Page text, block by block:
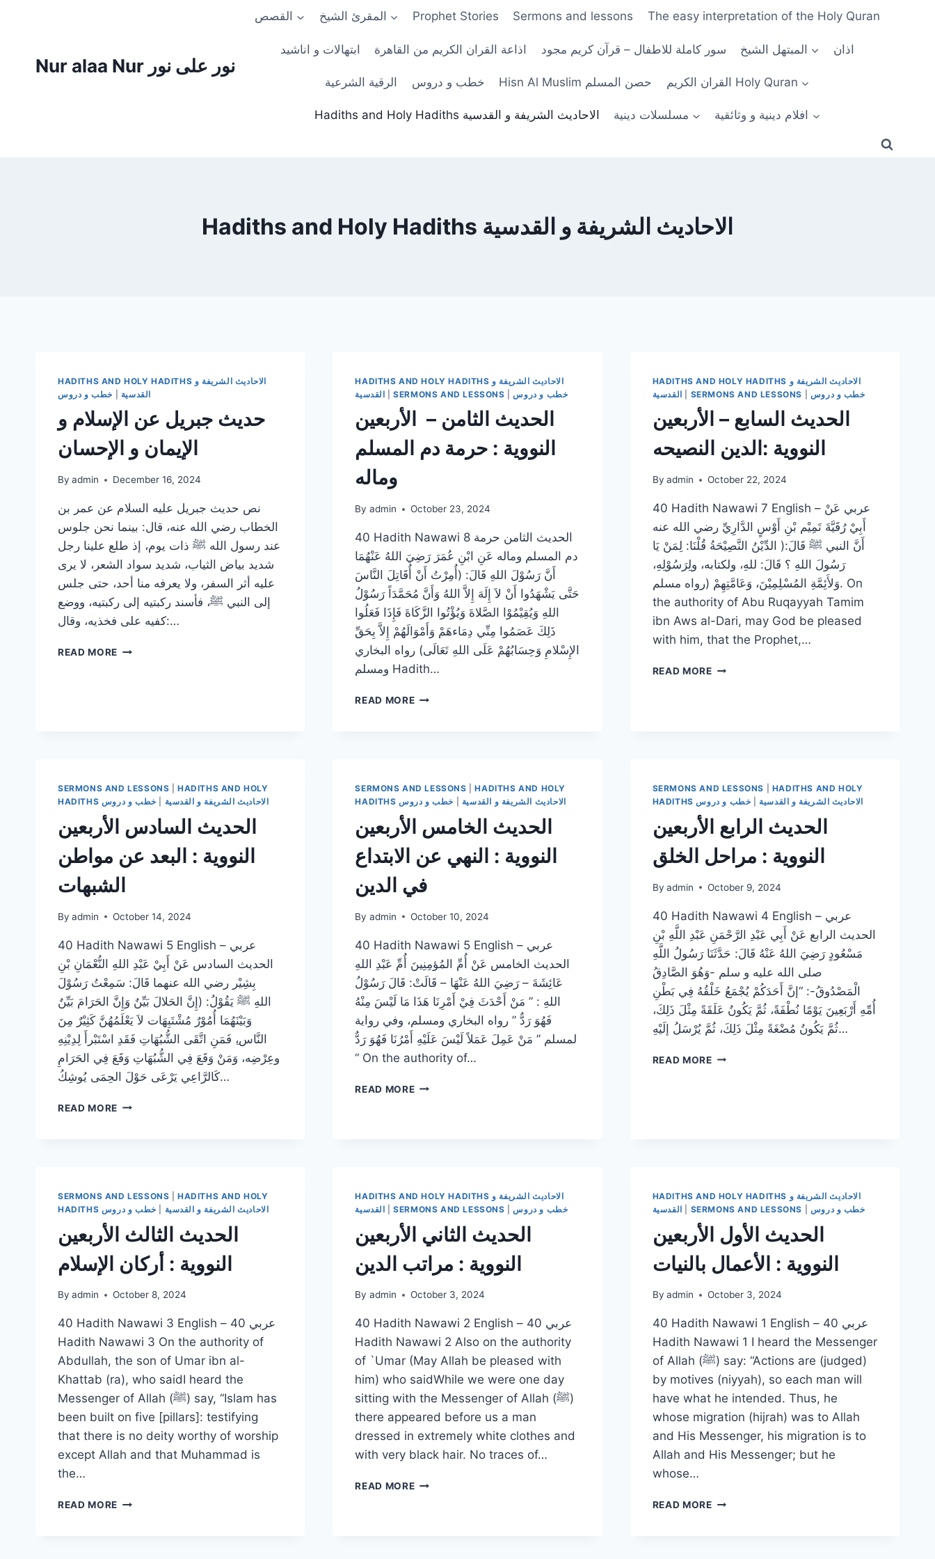
Nur alaa Nur نور على نور
القصص المقرئ الشيخ Prophet Stories Sermons and lessons The easy interpretation of the Holy Quran
ابتهالات و اناشيد اذاعة القران الكريم من القاهرة سور كاملة للاطفال – قرآن كريم مجود المبتهل الشيخ اذان
الرقية الشرعية خطب و دروس Hisn Al Muslim حصن المسلم القران الكريم Holy Quran
Hadiths and Holy Hadiths الاحاديث الشريفة و القدسية مسلسلات دينية افلام دينية و وثائقية
Hadiths and Holy Hadiths الاحاديث الشريفة و القدسية
HADITHS AND HOLY HADITHS الاحاديث الشريفة و
القدسية
خطب و دروس
حديث جبريل عن الإسلام و
الإيمان و الإحسان
By admin December 16, 2024
نص حديث جبريل عليه السلام عن عمر بن
الخطاب رضي الله عنه، قال: بينما نحن جلوس
عند رسول الله ﷺ ذات يوم، إذ طلع علينا رجل
شديد بياض الثياب، شديد سواد الشعر، لا يرى
عليه أثر السفر، ولا يعرفه منا أحد، حتى جلس
إلى النبي ﷺ، فأسند ركبتيه إلى ركبتيه، ووضع
كفيه على فخذيه، وقال:…
READ MORE حديث
HADITHS AND HOLY HADITHS الاحاديث الشريفة و
القدسية |SERMONS AND LESSONS خطب و دروس
الحديث الثامن – الأربعين
النووية : حرمة دم المسلم
وماله
By admin October 23, 2024
40 Hadith Nawawi 8 الحديث الثامن حرمة
دم المسلم وماله عَنِ ابْنِ عُمَرَ رَضِيَ اللهُ عَنْهُمَا
أَنَّ رَسُوْلَ اللهِ قَالَ: (أُمِرْتُ أَنْ أُقَاتِلَ النَّاسَ
حَتَّى يَشْهَدُوا أَنْ لاَ إِلَهَ إِلاَّ اللهُ وَأَنَّ مُحَمَّدَاً رَسُوْلُ
اللهِ وَيُقِيْمُوْا الصَّلاةَ وَيُؤْتُوا الزَّكَاةَ فَإِذَا فَعَلُوا
ذَلِكَ عَصَمُوا مِنِّي دِمَاءهَمْ وَأَمْوَالَهُمْ إِلاَّ بِحَقِّ
الإِسْلامِ وَحِسَابُهُمْ عَلَى اللهِ تَعَالَى) رواه البخاري
ومسلم Hadith…
READ MOREالحديث
حرمة
دم
وماله
HADITHS AND HOLY HADITHS الاحاديث الشريفة و
القدسية
SERMONS AND LESSONS خطب و دروس
الحديث السابع – الأربعين
النووية :الدين النصيحه
By admin October 22, 2024
40 Hadith Nawawi 7 English – عربي عَنْ
أَبِيْ رُقَيَّةَ تَمِيْم بْنِ أَوْسٍ الدَّارِيِّ رضي الله عنه
أَنَّ النبي ﷺ قَالَ:( الدِّيْنُ النَّصِيْحَةُ قُلْنَا: لِمَنْ يَا
رَسُولَ اللهِ ؟ قَالَ: للهِ، ولكتابه، ولِرَسُوْلِهِ،
وَلأَئِمَّةِ المُسْلِمِيْنَ، وَعَامَّتِهِمْ (رواه مسلم. On
the authority of Abu Ruqayyah Tamim
ibn Aws al-Dari, may God be pleased
with him, that the Prophet,…
READ MOREالحديث
SERMONS AND LESSONS |HADITHS AND HOLY
HADITHS الاحاديث الشريفة و القدسية
خطب و دروس
الحديث السادس الأربعين
النووية : البعد عن مواطن
الشبهات
By admin October 14, 2024
40 Hadith Nawawi 5 English – عربي
الحديث السادس عَنْ أَبِيْ عَبْدِ اللهِ النُّعْمَانِ بْنِ
بِشِيْر رضي الله عنهما قَالَ: سَمِعْتُ رَسُوْلَ
اللهِ ﷺ يَقُوْلُ: (إِنَّ الحَلالَ بَيِّنٌ وَإِنَّ الحَرَامَ بَيِّنٌ
وَبَيْنَهُمَا أُمُوْرٌ مُشْتَبِهَات لاَ يَعْلَمُهُنَّ كَثِيْرٌ مِنَ
النَّاس،ِ فَمَنِ اتَّقَى الشُّبُهَاتِ فَقَدِ اسْتَبْرأَ لِدِيْنِهِ
وعِرْضِه، وَمَنْ وَقَعَ فِي الشُّبُهَاتِ وَقَعَ فِي الحَرَامِ
كَالرَّاعِي يَرْعَى حَوْلَ الحِمَى يُوشِكُ…
READ MORE الحديث
عن
مواطن
SERMONS AND LESSONS |HADITHS AND HOLY
HADITHS الاحاديث الشريفة و القدسية
خطب و دروس
الحديث الخامس الأربعين
النووية : النهي عن الابتداع
في الدين
By admin October 10, 2024
40 Hadith Nawawi 5 English – عربي
الحديث الخامس عَنْ أُمِّ المُؤمِنِينَ أُمِّ عَبْدِ اللهِ
عَائِشَةَ – رَضِيَ اللهُ عَنْهَا – قَالَتْ: قَالَ رَسُوْلُ
اللهِ : ” مَنْ أَحْدَثَ فِيْ أَمْرِنَا هَذَا مَا لَيْسَ مِنْهُ
فَهُوَ رَدٌّ ” رواه البخاري ومسلم، وفي رواية
لمسلم ” مَنْ عَمِلَ عَمَلاً لَيْسَ عَلَيْهِ أَمْرُنَا فَهُوَ رَدٌّ
“ On the authority of…
READ MOREالحديث
في
SERMONS AND LESSONS
HADITHS AND HOLY
HADITHS الاحاديث الشريفة و القدسية
خطب و دروس
الحديث الرابع الأربعين
النووية : مراحل الخلق
By admin October 9, 2024
40 Hadith Nawawi 4 English – عربي
الحديث الرابع عَنْ أَبِي عَبْدِ الرَّحْمَنِ عَبْدِ اللَّهِ بْنِ
مَسْعُودٍ رَضِيَ اللهُ عَنْهُ قَالَ: حَدَّثَنَا رَسُولُ اللَّهِ
صلى الله عليه و سلم -وَهُوَ الصَّادِقُ
الْمَصْدُوقُ-: “إنَّ أَحَدَكُمْ يُجْمَعُ خَلْقُهُ فِي بَطْنِ
أُمِّهِ أَرْبَعِينَ يَوْمًا نُطْفَةً، ثُمَّ يَكُونُ عَلَقَةً مِثْلَ ذَلِكَ،
ثُمَّ يَكُونُ مُضْغَةً مِثْلَ ذَلِكَ، ثُمَّ يُرْسَلُ إلَيْهِ…
READ MOREالحديث
SERMONS AND LESSONS |HADITHS AND HOLY
HADITHS الاحاديث الشريفة و القدسية
خطب و دروس
الحديث الثالث الأربعين
النووية : أركان الإسلام
By admin October 8, 2024
40 Hadith Nawawi 3 English – عربي 40
Hadith Nawawi 3 On the authority of
Abdullah, the son of Umar ibn al-
Khattab (ra), who saidI heard the
Messenger of Allah (ﷺ) say, “Islam has
been built on five [pillars]: testifying
that there is no deity worthy of worship
except Allah and that Muhammad is
the…
READ MORE الحديث
HADITHS AND HOLY HADITHS الاحاديث الشريفة و
القدسية |SERMONS AND LESSONS خطب و دروس
الحديث الثاني الأربعين
النووية : مراتب الدين
By admin October 3, 2024
40 Hadith Nawawi 2 English – عربي 40
Hadith Nawawi 2 Also on the authority
of `Umar (May Allah be pleased with
him) who saidWhile we were one day
sitting with the Messenger of Allah (ﷺ)
there appeared before us a man
dressed in extremely white clothes and
with very black hair. No traces of…
READ MOREالحديث
HADITHS AND HOLY HADITHS الاحاديث الشريفة و
القدسية
SERMONS AND LESSONS خطب و دروس
الحديث الأول الأربعين
النووية : الأعمال بالنيات
By admin October 3, 2024
40 Hadith Nawawi 1 English – عربي 40
Hadith Nawawi 1 I heard the Messenger
of Allah (ﷺ) say: “Actions are (judged)
by motives (niyyah), so each man will
have what he intended. Thus, he
whose migration (hijrah) was to Allah
and His Messenger, his migration is to
Allah and His Messenger; but he
whose…
READ MOREالحديث